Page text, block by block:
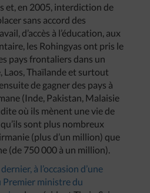
et, en 2005, interdiction de
sans accord des
d’accès à l’éducation, aux
les Rohingyas ont pris le
pays frontaliers dans un
Laos, Thaïlande et surtout
de gagner des pays à
(Inde, Pakistan, Malaisie
où ils mènent une vie de
sont plus nombreux
(plus d’un million) que
(de 750 000 à un million).
à l’occasion d’une
ministre du